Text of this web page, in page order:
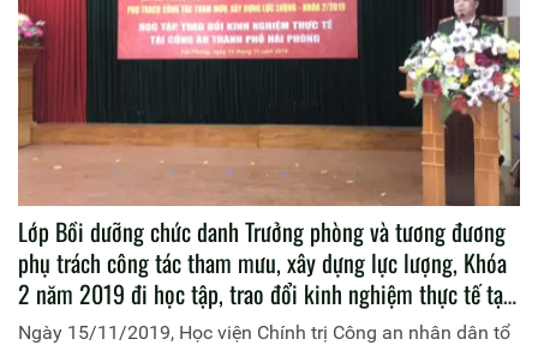
Lớp Bồi dưỡng chức danh Trưởng phòng và tương đương
phụ trách công tác tham mưu, xây dựng lực lượng, Khóa
2 năm 2019 đi học tập, trao đổi kinh nghiệm thực tế tại
Công an Thành phố Hải Phòng
Ngày 15/11/2019, Học viện Chính trị Công an nhân dân tổ